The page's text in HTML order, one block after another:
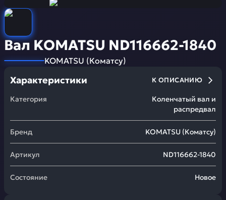
Вал KOMATSU ND116662-1840
KOMATSU (Коматсу)
Характеристики К ОПИСАНИЮ
Категория
Коленчатый вал и
распредвал
Бренд KOMATSU (Коматсу)
Артикул ND116662-1840
Состояние Новое